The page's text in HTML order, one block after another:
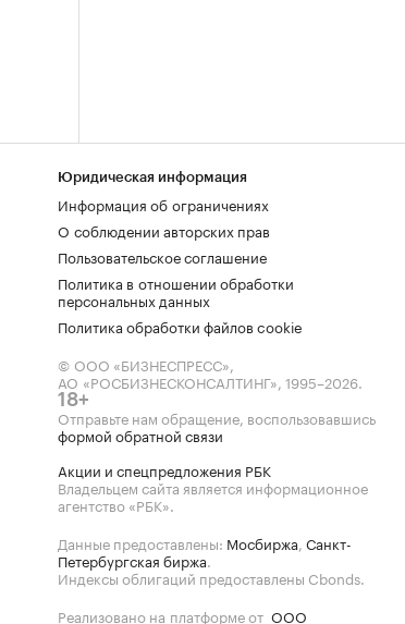
Юридическая информация
Информация об ограничениях
О соблюдении авторских прав
Пользовательское соглашение
Политика в отношении обработки
персональных данных
Политика обработки файлов cookie
© ООО «БИЗНЕСПРЕСС»,
АО «РОСБИЗНЕСКОНСАЛТИНГ», 1995–2026.
18+
Отправьте нам обращение, воспользовавшись
формой обратной связи
Акции и спецпредложения РБК
Владельцем сайта является информационное
агентство «РБК».
Данные предоставлены: Мосбиржа, Санкт-
Петербургская биржа.
Индексы облигаций предоставлены Cbonds.
Реализовано на платформе от ООО